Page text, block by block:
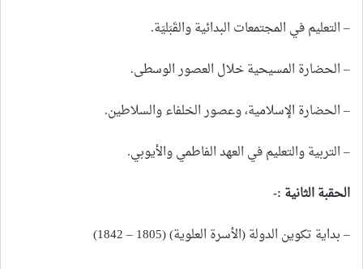
– التعليم في المجتمعات البدائية والقَبَليَة.
– الحضارة المسيحية خلال العصور الوسطى.
– الحضارة الإسلامية، وعصور الخلفاء والسلاطين.
– التربية والتعليم في العهد الفاطمي والأيوبي.
الحقبة الثانية :-
– بداية تكوين الدولة (الأسرة العلوية) (1805 – 1842)